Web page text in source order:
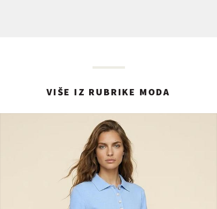
VIŠE IZ RUBRIKE MODA